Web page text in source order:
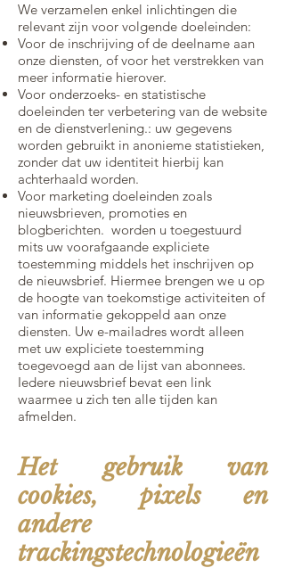
We verzamelen enkel inlichtingen die
relevant zijn voor volgende doeleinden:
Voor de inschrijving of de deelname aan
onze diensten, of voor het verstrekken van
meer informatie hierover.
Voor onderzoeks- en statistische
doeleinden ter verbetering van de website
en de dienstverlening.: uw gegevens
worden gebruikt in anonieme statistieken,
zonder dat uw identiteit hierbij kan
achterhaald worden.
Voor marketing doeleinden zoals
nieuwsbrieven, promoties en
blogberichten. worden u toegestuurd
mits uw voorafgaande expliciete
toestemming middels het inschrijven op
de nieuwsbrief. Hiermee brengen we u op
de hoogte van toekomstige activiteiten of
van informatie gekoppeld aan onze
diensten. Uw e-mailadres wordt alleen
met uw expliciete toestemming
toegevoegd aan de lijst van abonnees.
Iedere nieuwsbrief bevat een link
waarmee u zich ten alle tijden kan
afmelden.
Het gebruik van
cookies, pixels en
andere
trackingstechnologieën